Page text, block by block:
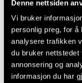
Denne nettsiden
Vi bruker
personlig preg, for
analysere trafikken
du bruker nettstedet
annonsering og
informasjon du har